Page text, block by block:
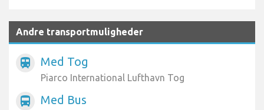
Andre transportmuligheder
train Med Tog
Piarco International Lufthavn Tog
directions_bus Med Bus